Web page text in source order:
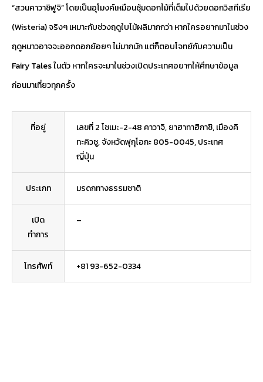
“สวนคาวาชิฟูจิ” โดยเป็นอุโมงค์เหมือนซุ้มดอกไม้ที่เต็มไปด้วยดอกวิสทีเรีย
(Wisteria) จริงๆ เหมาะกับช่วงฤดูใบไม้ผลิมากกว่า หากใครอยากมาในช่วง
ฤดูหนาวอาจจะออกดอกย้อยๆ ไม่มากนัก แต่ก็ตอบโจทย์กับความเป็น
Fairy Tales ในตัว หากใครจะมาในช่วงเปิดประเทศอยากให้ศึกษาข้อมูล
ก่อนมาเที่ยวทุกครั้ง
ที่อยู่
เลขที่ 2 โชเมะ-2-48 คาวาจิ, ยาฮาทาฮิกาชิ, เมืองคิ
ทะคิวชู, จังหวัดฟุกุโอกะ 805-0045, ประเทศ
ญี่ปุ่น
ประเภท มรดกทางธรรมชาติ
เปิด
ทำการ
–
โทรศัพท์ +81 93-652-0334